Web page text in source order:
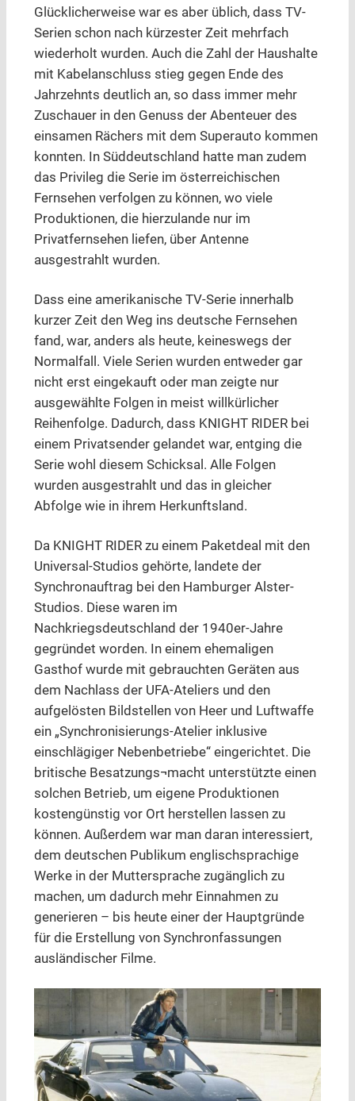
Glücklicherweise war es aber üblich, dass TV-
Serien schon nach kürzester Zeit mehrfach
wiederholt wurden. Auch die Zahl der Haushalte
mit Kabelanschluss stieg gegen Ende des
Jahrzehnts deutlich an, so dass immer mehr
Zuschauer in den Genuss der Abenteuer des
einsamen Rächers mit dem Superauto kommen
konnten. In Süddeutschland hatte man zudem
das Privileg die Serie im österreichischen
Fernsehen verfolgen zu können, wo viele
Produktionen, die hierzulande nur im
Privatfernsehen liefen, über Antenne
ausgestrahlt wurden.
Dass eine amerikanische TV-Serie innerhalb
kurzer Zeit den Weg ins deutsche Fernsehen
fand, war, anders als heute, keineswegs der
Normalfall. Viele Serien wurden entweder gar
nicht erst eingekauft oder man zeigte nur
ausgewählte Folgen in meist willkürlicher
Reihenfolge. Dadurch, dass KNIGHT RIDER bei
einem Privatsender gelandet war, entging die
Serie wohl diesem Schicksal. Alle Folgen
wurden ausgestrahlt und das in gleicher
Abfolge wie in ihrem Herkunftsland.
Da KNIGHT RIDER zu einem Paketdeal mit den
Universal-Studios gehörte, landete der
Synchronauftrag bei den Hamburger Alster-
Studios. Diese waren im
Nachkriegsdeutschland der 1940er-Jahre
gegründet worden. In einem ehemaligen
Gasthof wurde mit gebrauchten Geräten aus
dem Nachlass der UFA-Ateliers und den
aufgelösten Bildstellen von Heer und Luftwaffe
ein „Synchronisierungs-Atelier inklusive
einschlägiger Nebenbetriebe“ eingerichtet. Die
britische Besatzungs¬macht unterstützte einen
solchen Betrieb, um eigene Produktionen
kostengünstig vor Ort herstellen lassen zu
können. Außerdem war man daran interessiert,
dem deutschen Publikum englischsprachige
Werke in der Muttersprache zugänglich zu
machen, um dadurch mehr Einnahmen zu
generieren – bis heute einer der Hauptgründe
für die Erstellung von Synchronfassungen
ausländischer Filme.